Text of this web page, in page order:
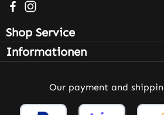
Visit us on Facebook – opens in
Check us out on Instagram –
Shop Service
Informationen
Our payment and